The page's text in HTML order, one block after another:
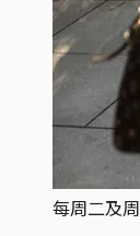
每周二及